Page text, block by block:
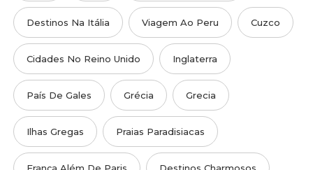
Destinos Na Itália Viagem Ao Peru Cuzco
Cidades No Reino Unido Inglaterra
País De Gales Grécia Grecia
Ilhas Gregas Praias Paradisiacas
França Além De Paris Destinos Charmosos